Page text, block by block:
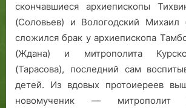
скончавшиеся архиепископы
(Соловьев) и Вологодский Михаил
сложился брак у архиепископа
(Ждана) и митрополита
(Тарасова), последний сам
детей. Из вдовых протоиереев
новомученик — митрополит